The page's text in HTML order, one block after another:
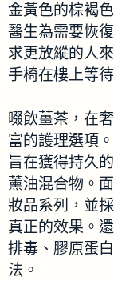
金黃色的棕褐
醫生為需要恢
求更放縱的人
手椅在樓上等待
啜飲薑茶，在
富的護理選項
旨在獲得持久
薰油混合物。
妝品系列，並
真正的效果。
排毒、膠原蛋
法。